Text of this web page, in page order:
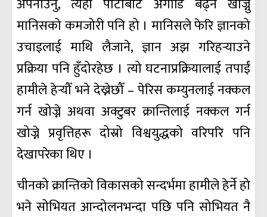
अपनाउनु, त्यही पाटोबाट अगाडि बढ्न खोज्नु
मानिसको कमजोरी पनि हो । मानिसले फेरि ज्ञानको
उचाइलाई माथि लैजाने, ज्ञान अझ गरिहर्‍याउने
प्रक्रिया पनि हुँदोरहेछ । त्यो घटनाप्रक्रियालाई तपाईं
हामीले हेर्‍यौँ भने देख्नेछौँ – पेरिस कम्युनलाई नक्कल
गर्न खोज्ने अथवा अक्टुबर क्रान्तिलाई नक्कल गर्न
खोज्ने प्रवृत्तिहरू दोस्रो विश्वयुद्धको वरिपरि पनि
देखापरेका थिए ।
चीनको क्रान्तिको विकासको सन्दर्भमा हामीले हेर्ने हो
भने सोभियत आन्दोलनभन्दा पछि पनि सोभियत नै